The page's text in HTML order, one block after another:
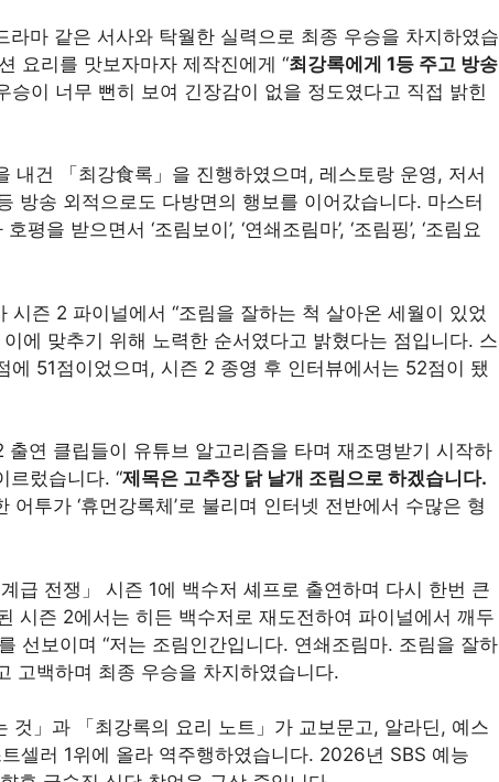
마 같은 서사와 탁월한 실력으로 최종 우승을 차지하였습
요리를 맛보자마자 제작진에게 “최강록에게 1등 주고 방송
승이 너무 뻔히 보여 긴장감이 없을 정도였다고 직접 밝힌
내건 「최강食록」을 진행하였으며, 레스토랑 운영, 저서
방송 외적으로도 다방면의 행보를 이어갔습니다. 마스터
을 받으면서 ‘조림보이’, ‘연쇄조림마’, ‘조림핑’, ‘조림요
즌 2 파이널에서 “조림을 잘하는 척 살아온 세월이 있었
에 맞추기 위해 노력한 순서였다고 밝혔다는 점입니다. 스
51점이었으며, 시즌 2 종영 후 인터뷰에서는 52점이 됐
연 클립들이 유튜브 알고리즘을 타며 재조명받기 시작하
르렀습니다. “제목은 고추장 닭 날개 조림으로 하겠습니다.
어투가 ‘휴먼강록체’로 불리며 인터넷 전반에서 수많은 형
급 전쟁」 시즌 1에 백수저 셰프로 출연하며 다시 한번 큰
시즌 2에서는 히든 백수저로 재도전하여 파이널에서 깨두
선보이며 “저는 조림인간입니다. 연쇄조림마. 조림을 잘하
고백하며 최종 우승을 차지하였습니다.
것」과 「최강록의 요리 노트」가 교보문고, 알라딘, 예스
셀러 1위에 올라 역주행하였습니다. 2026년 SBS 예능